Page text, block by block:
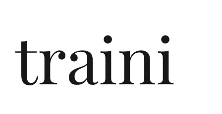
traini
197